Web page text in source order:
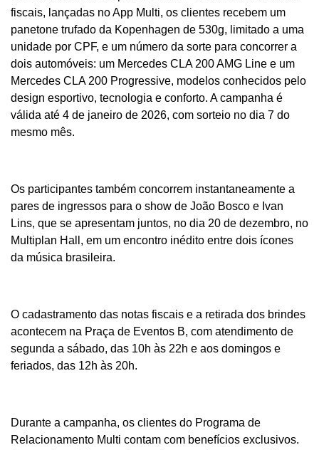
fiscais, lançadas no App Multi, os clientes recebem um
panetone trufado da Kopenhagen de 530g, limitado a uma
unidade por CPF, e um número da sorte para concorrer a
dois automóveis: um Mercedes CLA 200 AMG Line e um
Mercedes CLA 200 Progressive, modelos conhecidos pelo
design esportivo, tecnologia e conforto. A campanha é
válida até 4 de janeiro de 2026, com sorteio no dia 7 do
mesmo mês.
Os participantes também concorrem instantaneamente a
pares de ingressos para o show de João Bosco e Ivan
Lins, que se apresentam juntos, no dia 20 de dezembro, no
Multiplan Hall, em um encontro inédito entre dois ícones
da música brasileira.
O cadastramento das notas fiscais e a retirada dos brindes
acontecem na Praça de Eventos B, com atendimento de
segunda a sábado, das 10h às 22h e aos domingos e
feriados, das 12h às 20h.
Durante a campanha, os clientes do Programa de
Relacionamento Multi contam com benefícios exclusivos.